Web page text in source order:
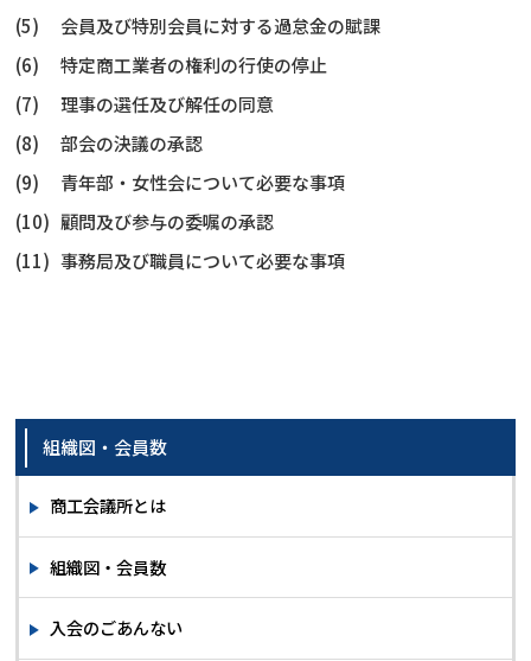
会員及び特別会員に対する過怠金の賦課
特定商工業者の権利の行使の停止
理事の選任及び解任の同意
部会の決議の承認
青年部・女性会について必要な事項
顧問及び参与の委嘱の承認
事務局及び職員について必要な事項
組織図・会員数
商工会議所とは
組織図・会員数
入会のごあんない